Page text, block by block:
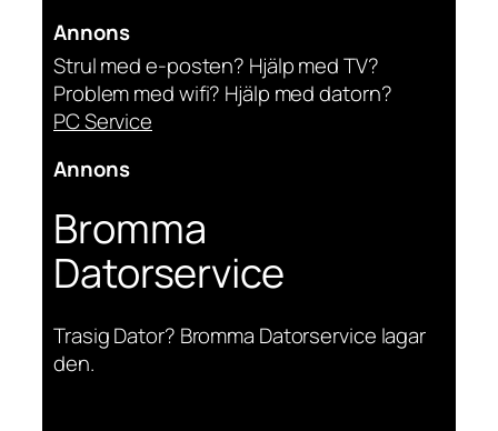
Annons
Strul med e-posten? Hjälp med TV?
Problem med wifi? Hjälp med datorn?
PC Service
Annons
Bromma
Datorservice
Trasig Dator? Bromma Datorservice lagar
den.